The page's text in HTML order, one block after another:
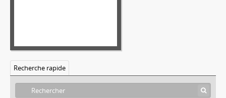
Recherche rapide